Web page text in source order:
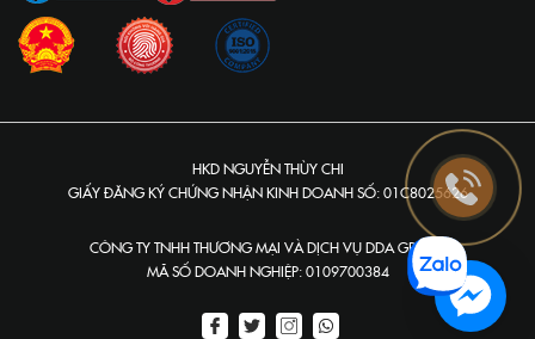
HKD NGUYỄN THÙY CHI
GIẤY ĐĂNG KÝ CHỨNG NHẬN KINH DOANH SỐ: 01C8025626
CÔNG TY TNHH THƯƠNG MẠI VÀ DỊCH VỤ DDA GROUP
MÃ SỐ DOANH NGHIỆP: 0109700384